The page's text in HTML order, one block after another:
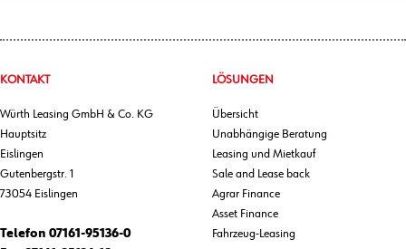
KONTAKT
Würth Leasing GmbH & Co. KG
Hauptsitz
Eislingen
Gutenbergstr. 1
73054 Eislingen
Telefon 07161-95136-0
LÖSUNGEN
Übersicht
Unabhängige Beratung
Leasing und Mietkauf
Sale and Lease back
Agrar Finance
Asset Finance
Fahrzeug-Leasing